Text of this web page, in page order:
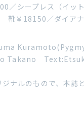
／シープレス（イ
靴￥18150／ダイア
Takano
ナルのもので、本誌